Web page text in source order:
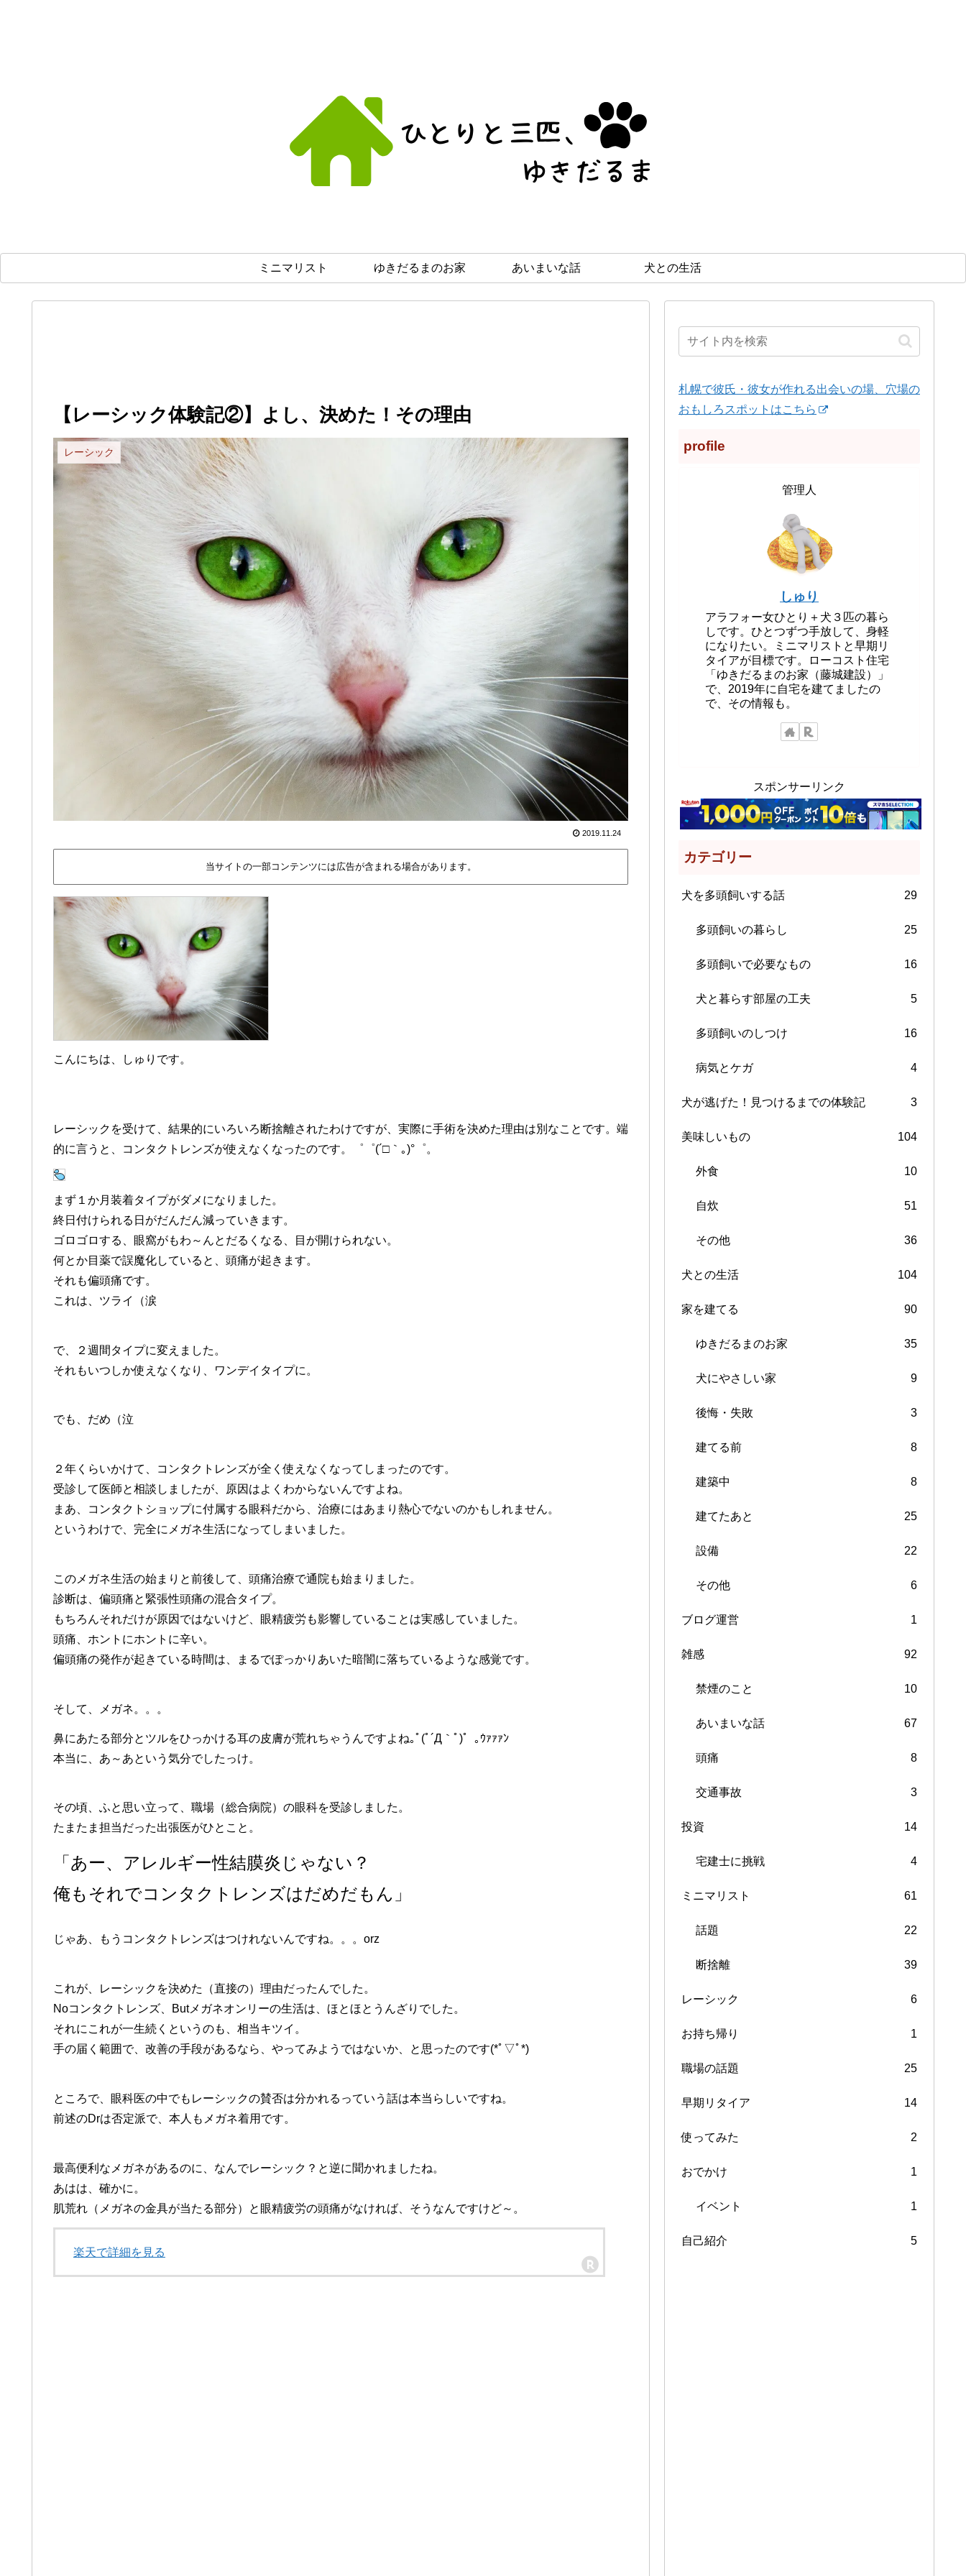
ミニマリスト ゆきだるまのお家 あいまいな話 犬との生活
【レーシック体験記②】よし、決めた！その理由
レーシック
2019.11.24
当サイトの一部コンテンツには広告が含まれる場合があります。
こんにちは、しゅりです。
レーシックを受けて、結果的にいろいろ断捨離されたわけですが、実際に手術を決めた理由は別なことです。端
的に言うと、コンタクトレンズが使えなくなったのです。゜゜(´□｀｡)°゜。
まず１か月装着タイプがダメになりました。
終日付けられる日がだんだん減っていきます。
ゴロゴロする、眼窩がもわ～んとだるくなる、目が開けられない。
何とか目薬で誤魔化していると、頭痛が起きます。
それも偏頭痛です。
これは、ツライ（涙
で、２週間タイプに変えました。
それもいつしか使えなくなり、ワンデイタイプに。
でも、だめ（泣
２年くらいかけて、コンタクトレンズが全く使えなくなってしまったのです。
受診して医師と相談しましたが、原因はよくわからないんですよね。
まあ、コンタクトショップに付属する眼科だから、治療にはあまり熱心でないのかもしれません。
というわけで、完全にメガネ生活になってしまいました。
このメガネ生活の始まりと前後して、頭痛治療で通院も始まりました。
診断は、偏頭痛と緊張性頭痛の混合タイプ。
もちろんそれだけが原因ではないけど、眼精疲労も影響していることは実感していました。
頭痛、ホントにホントに辛い。
偏頭痛の発作が起きている時間は、まるでぽっかりあいた暗闇に落ちているような感覚です。
そして、メガネ。。。
鼻にあたる部分とツルをひっかける耳の皮膚が荒れちゃうんですよね｡ﾟ(ﾟ´Д｀ﾟ)゜｡ｳｧｧｧﾝ
本当に、あ～あという気分でしたっけ。
その頃、ふと思い立って、職場（総合病院）の眼科を受診しました。
たまたま担当だった出張医がひとこと。
「あー、アレルギー性結膜炎じゃない？
俺もそれでコンタクトレンズはだめだもん」
じゃあ、もうコンタクトレンズはつけれないんですね。。。orz
これが、レーシックを決めた（直接の）理由だったんでした。
Noコンタクトレンズ、Butメガネオンリーの生活は、ほとほとうんざりでした。
それにこれが一生続くというのも、相当キツイ。
手の届く範囲で、改善の手段があるなら、やってみようではないか、と思ったのです(*ﾟ▽ﾟ*)
ところで、眼科医の中でもレーシックの賛否は分かれるっていう話は本当らしいですね。
前述のDrは否定派で、本人もメガネ着用です。
最高便利なメガネがあるのに、なんでレーシック？と逆に聞かれましたね。
あはは、確かに。
肌荒れ（メガネの金具が当たる部分）と眼精疲労の頭痛がなければ、そうなんですけど～。
楽天で詳細を見る
札幌で彼氏・彼女が作れる出会いの場、穴場の
おもしろスポットはこちら
profile
管理人
しゅり
アラフォー女ひとり＋犬３匹の暮ら
しです。ひとつずつ手放して、身軽
になりたい。ミニマリストと早期リ
タイアが目標です。ローコスト住宅
「ゆきだるまのお家（藤城建設）」
で、2019年に自宅を建てましたの
で、その情報も。
スポンサーリンク
カテゴリー
犬を多頭飼いする話 29
多頭飼いの暮らし 25
多頭飼いで必要なもの 16
犬と暮らす部屋の工夫 5
多頭飼いのしつけ 16
病気とケガ 4
犬が逃げた！見つけるまでの体験記 3
美味しいもの 104
外食 10
自炊 51
その他 36
犬との生活 104
家を建てる 90
ゆきだるまのお家 35
犬にやさしい家 9
後悔・失敗 3
建てる前 8
建築中 8
建てたあと 25
設備 22
その他 6
ブログ運営 1
雑感 92
禁煙のこと 10
あいまいな話 67
頭痛 8
交通事故 3
投資 14
宅建士に挑戦 4
ミニマリスト 61
話題 22
断捨離 39
レーシック 6
お持ち帰り 1
職場の話題 25
早期リタイア 14
使ってみた 2
おでかけ 1
イベント 1
自己紹介 5